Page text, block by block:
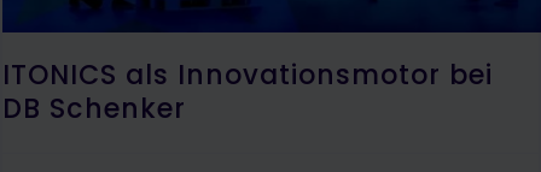
ITONICS als Innovationsmotor bei
DB Schenker